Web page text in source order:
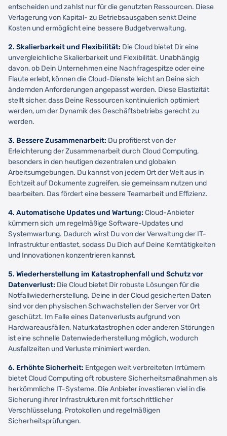
entscheiden und zahlst nur für die genutzten Ressourcen. Diese
Verlagerung von Kapital- zu Betriebsausgaben senkt Deine
Kosten und ermöglicht eine bessere Budgetverwaltung.
2. Skalierbarkeit und Flexibilität: Die Cloud bietet Dir eine
unvergleichliche Skalierbarkeit und Flexibilität. Unabhängig
davon, ob Dein Unternehmen eine Nachfragespitze oder eine
Flaute erlebt, können die Cloud-Dienste leicht an Deine sich
ändernden Anforderungen angepasst werden. Diese Elastizität
stellt sicher, dass Deine Ressourcen kontinuierlich optimiert
werden, um der Dynamik des Geschäftsbetriebs gerecht zu
werden.
3. Bessere Zusammenarbeit: Du profitierst von der
Erleichterung der Zusammenarbeit durch Cloud Computing,
besonders in den heutigen dezentralen und globalen
Arbeitsumgebungen. Du kannst von jedem Ort der Welt aus in
Echtzeit auf Dokumente zugreifen, sie gemeinsam nutzen und
bearbeiten. Das fördert eine bessere Teamarbeit und Effizienz.
4. Automatische Updates und Wartung: Cloud-Anbieter
kümmern sich um regelmäßige Software-Updates und
Systemwartung. Dadurch wirst Du von der Verwaltung der IT-
Infrastruktur entlastet, sodass Du Dich auf Deine Kerntätigkeiten
und Innovationen konzentrieren kannst.
5. Wiederherstellung im Katastrophenfall und Schutz vor
Datenverlust: Die Cloud bietet Dir robuste Lösungen für die
Notfallwiederherstellung. Deine in der Cloud gesicherten Daten
sind vor den physischen Schwachstellen der Server vor Ort
geschützt. Im Falle eines Datenverlusts aufgrund von
Hardwareausfällen, Naturkatastrophen oder anderen Störungen
ist eine schnelle Datenwiederherstellung möglich, wodurch
Ausfallzeiten und Verluste minimiert werden.
6. Erhöhte Sicherheit: Entgegen weit verbreiteten Irrtümern
bietet Cloud Computing oft robustere Sicherheitsmaßnahmen als
herkömmliche IT-Systeme. Die Anbieter investieren viel in die
Sicherung ihrer Infrastrukturen mit fortschrittlicher
Verschlüsselung, Protokollen und regelmäßigen
Sicherheitsprüfungen.